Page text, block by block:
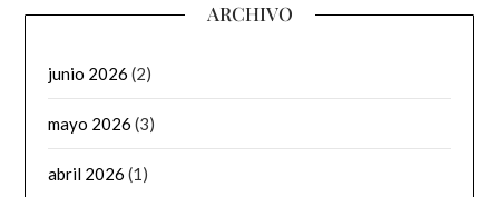
ARCHIVO
junio 2026 (2)
mayo 2026 (3)
abril 2026 (1)